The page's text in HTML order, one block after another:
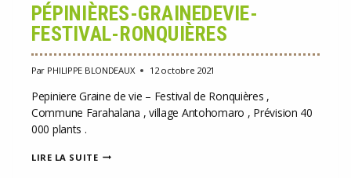
PÉPINIÈRES-GRAINEDEVIE-
FESTIVAL-RONQUIÈRES
Par PHILIPPE BLONDEAUX 12 octobre 2021
Pepiniere Graine de vie – Festival de Ronquières ,
Commune Farahalana , village Antohomaro , Prévision 40
000 plants .
LIRE LA SUITEPÉPINIÈRES-